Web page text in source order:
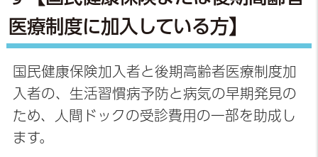
医療制度に加入している方】
国民健康保険加入者と後期高齢者医療制度加
入者の、生活習慣病予防と病気の早期発見の
ため、人間ドックの受診費用の一部を助成し
ます。